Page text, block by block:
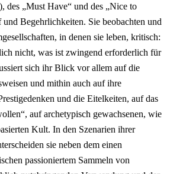
des „Must Have“ und des „Nice to
Begehrlichkeiten. Sie beobachten und
in denen sie leben, kritisch:
nicht, was ist zwingend erforderlich für
sich ihr Blick vor allem auf die
und mithin auch auf ihre
und die Eitelkeiten, auf das
auf archetypisch gewachsenen, wie
Kult. In den Szenarien ihrer
sie neben dem einen
passioniertem Sammeln von